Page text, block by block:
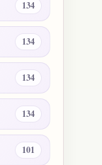
134
134
134
134
101